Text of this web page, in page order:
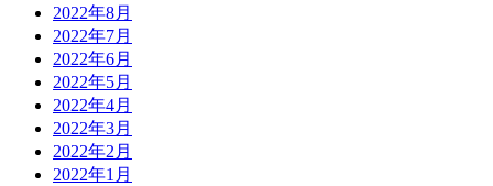
2022年8月
2022年7月
2022年6月
2022年5月
2022年4月
2022年3月
2022年2月
2022年1月